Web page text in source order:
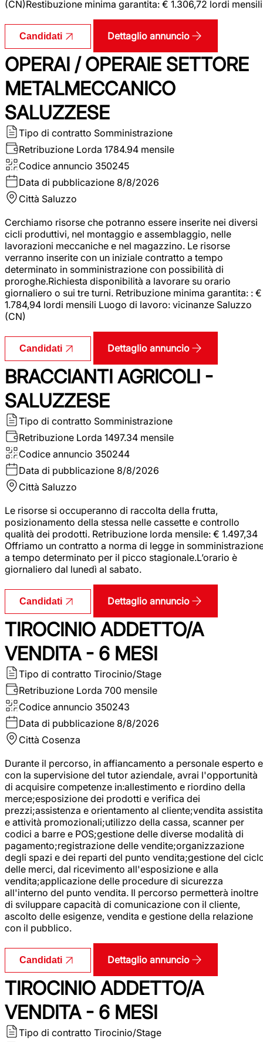
(CN)Restibuzione minima garantita: € 1.306,72 lordi mensili
Candidati Dettaglio annuncio
OPERAI / OPERAIE SETTORE
METALMECCANICO
SALUZZESE
Tipo di contratto Somministrazione
Retribuzione Lorda 1784.94 mensile
Codice annuncio 350245
Data di pubblicazione 8/8/2026
Città Saluzzo
Cerchiamo risorse che potranno essere inserite nei diversi
cicli produttivi, nel montaggio e assemblaggio, nelle
lavorazioni meccaniche e nel magazzino. Le risorse
verranno inserite con un iniziale contratto a tempo
determinato in somministrazione con possibilità di
proroghe.Richiesta disponibilità a lavorare su orario
giornaliero o sui tre turni. Retribuzione minima garantita: : €
1.784,94 lordi mensili Luogo di lavoro: vicinanze Saluzzo
(CN)
Candidati Dettaglio annuncio
BRACCIANTI AGRICOLI -
SALUZZESE
Tipo di contratto Somministrazione
Retribuzione Lorda 1497.34 mensile
Codice annuncio 350244
Data di pubblicazione 8/8/2026
Città Saluzzo
Le risorse si occuperanno di raccolta della frutta,
posizionamento della stessa nelle cassette e controllo
qualità dei prodotti. Retribuzione lorda mensile: € 1.497,34
Offriamo un contratto a norma di legge in
a tempo determinato per il picco stagionale.L’orario è
giornaliero dal lunedì al sabato.
Candidati Dettaglio annuncio
TIROCINIO ADDETTO/A
VENDITA - 6 MESI
Tipo di contratto Tirocinio/Stage
Retribuzione Lorda 700 mensile
Codice annuncio 350243
Data di pubblicazione 8/8/2026
Città Cosenza
Durante il percorso, in affiancamento a personale esperto e
con la supervisione del tutor aziendale, avrai l'opportunità
di acquisire competenze in:allestimento e riordino della
merce;esposizione dei prodotti e verifica dei
prezzi;assistenza e orientamento al cliente;vendita assistita
e attività promozionali;utilizzo della cassa, scanner per
codici a barre e POS;gestione delle diverse modalità di
pagamento;registrazione delle vendite;organizzazione
degli spazi e dei reparti del punto vendita;gestione del
delle merci, dal ricevimento all'esposizione e alla
vendita;applicazione delle procedure di sicurezza
all'interno del punto vendita. Il percorso permetterà inoltre
di sviluppare capacità di comunicazione con il cliente,
ascolto delle esigenze, vendita e gestione della relazione
con il pubblico.
Candidati Dettaglio annuncio
TIROCINIO ADDETTO/A
VENDITA - 6 MESI
Tipo di contratto Tirocinio/Stage